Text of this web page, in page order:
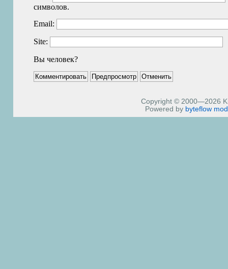
символов.
Email:
Site:
Вы человек?
Copyright © 2000—2026
Powered by byteflow